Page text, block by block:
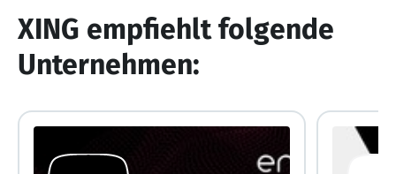
XING empfiehlt folgende
Unternehmen: